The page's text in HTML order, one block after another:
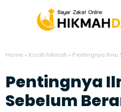
Home » Kisah hikmah » Pentingnya Ilmu
Pentingnya
Sebelum